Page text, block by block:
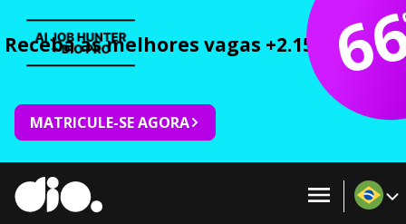
Receba as melhores vagas +2.150 cursos
MATRICULE-SE AGORA